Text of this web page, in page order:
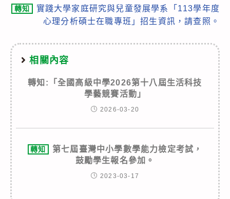
轉知
實踐大學家庭研究與兒童發展學系「113學年度
心理分析碩士在職專班」招生資訊，請查照。
相關內容
轉知:「全國高級中學2026第十八屆生活科技
學藝競賽活動」
2026-03-20
轉知
第七屆臺灣中小學數學能力檢定考試，
鼓勵學生報名參加。
2023-03-17